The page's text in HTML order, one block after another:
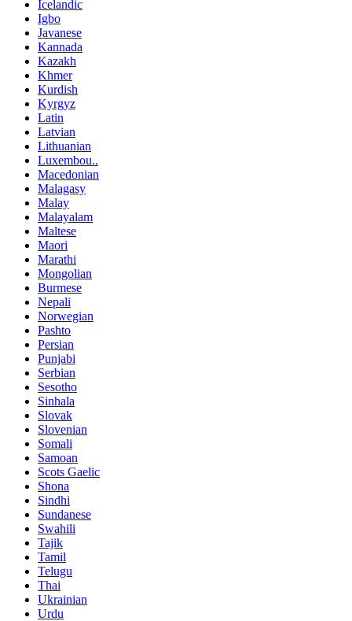
Icelandic
Igbo
Javanese
Kannada
Kazakh
Khmer
Kurdish
Kyrgyz
Latin
Latvian
Lithuanian
Luxembou..
Macedonian
Malagasy
Malay
Malayalam
Maltese
Maori
Marathi
Mongolian
Burmese
Nepali
Norwegian
Pashto
Persian
Punjabi
Serbian
Sesotho
Sinhala
Slovak
Slovenian
Somali
Samoan
Scots Gaelic
Shona
Sindhi
Sundanese
Swahili
Tajik
Tamil
Telugu
Thai
Ukrainian
Urdu